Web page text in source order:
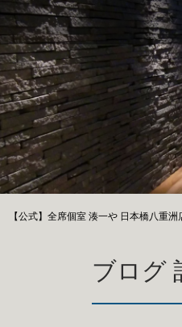
【公式】全席個室 湊一や 日本橋八重洲
ブログ